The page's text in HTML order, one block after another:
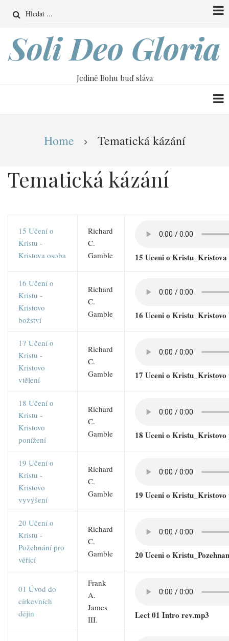
obsahu
Search
Soli Deo Gloria
Jedině Bohu buď sláva
Drobečková
navigaceHome Tematická kázání
Tematická kázání
15 Učení o
Kristu -
Kristova osoba
Richard
C.
Gamble
15 Uceni o Kristu_Kristova
16 Učení o
Kristu -
Kristovo
božství
Richard
C.
Gamble
16 Uceni o Kristu_Kristovo
17 Učení o
Kristu -
Kristovo
vtělení
Richard
C.
Gamble
17 Uceni o Kristu_Kristovo
18 Učení o
Kristu -
Kristovo
ponížení
Richard
C.
Gamble
18 Uceni o Kristu_Kristovo
19 Učení o
Kristu -
Kristovo
vyvýšení
Richard
C.
Gamble
19 Uceni o Kristu_Kristovo
20 Učení o
Kristu -
Požehnání pro
věřící
Richard
C.
Gamble
20 Uceni o
01 Úvod do
církevních
dějin
Frank
A.
James
III.
Lect 01 Intro rev.mp3